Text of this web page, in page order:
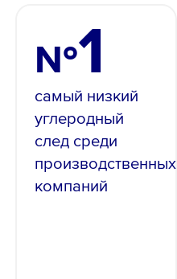
Caption Area Background
Text Edge Style
Font Family
№1
самый низкий
углеродный
след среди
производственных
компаний